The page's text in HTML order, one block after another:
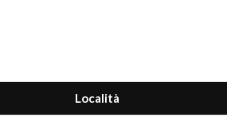
Località